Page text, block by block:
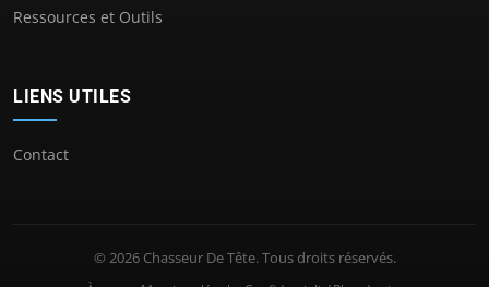
Ressources et Outils
LIENS UTILES
Contact
© 2026 Chasseur De Tête. Tous droits réservés.